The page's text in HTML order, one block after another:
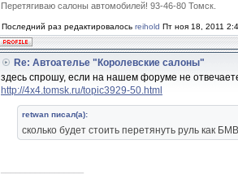
Перетягиваю салоны автомобилей! 93-46-80 Томск.
Последний раз редактировалось reihold Пт ноя 18, 2011
Re: Автоателье "Королевские салоны"
здесь спрошу, если на нашем форуме не
http://4x4.tomsk.ru/topic3929-50.html
retwan писал(а):
сколько будет стоить перетянуть руль как